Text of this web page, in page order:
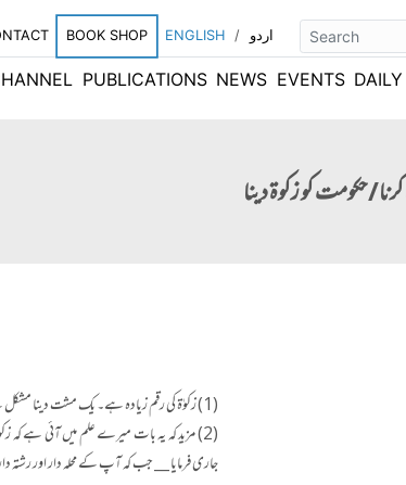
BOOK SHOP ENGLISH / اردو
PUBLICATIONS NEWS EVENTS
حکومت کو زکوۃ دینا
(1) زکوٰۃ کی رقم زیادہ ہے۔ یک مشت دینا مشکل ہے۔ تو کیا وقفے سے تین یا چار اقساط میں ادا کی جاسکتی ہے؟ نیز حق دار کو مد بتانا ضروری ہے؟
(2) مزید کہ یہ بات میرے علم میں آئی ہے
جاری فرمایا __ جب کہ آپ کے محلہ دار اور رشتہ